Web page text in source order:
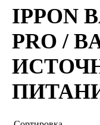
IPPON
PRO /